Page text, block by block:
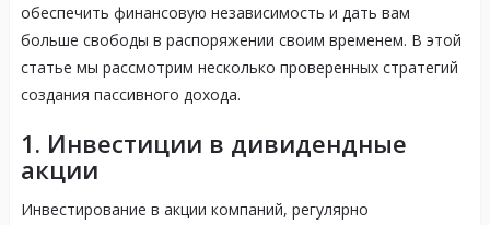
обеспечить финансовую независимость и дать вам
больше свободы в распоряжении своим временем. В этой
статье мы рассмотрим несколько проверенных стратегий
создания пассивного дохода.
1. Инвестиции в дивидендные
акции
Инвестирование в акции компаний, регулярно